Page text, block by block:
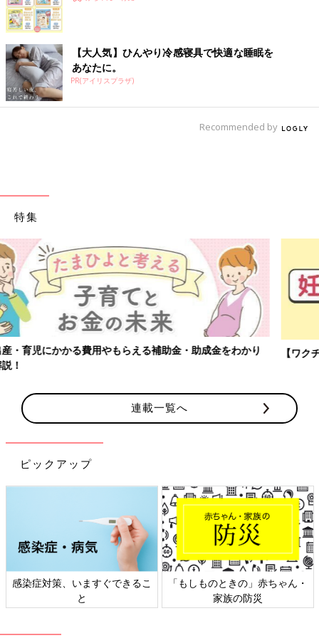
【大人気】ひんやり冷感寝具で快適な睡眠を
あなたに。
PR(アイリスプラザ)
Recommended by
特集
【ワクチン接種できるものも】妊婦の感染症対策、知っておいて！
連載一覧へ
ピックアップ
日本外来小児科学会リーフレッ
ト検討会
六星占術 細木かおりさんの人生
相談